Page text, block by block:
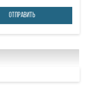
ОТПРАВИТЬ